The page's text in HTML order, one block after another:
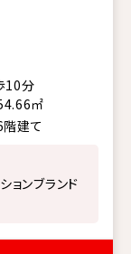
10分
㎡
建て
ョンブランド